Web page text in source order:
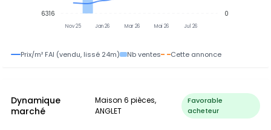
Nov 25 Jan 26 Mar 26 Mai 26 Jul 26
0
6316
Prix/m² FAI (vendu, lissé 24m) Nb ventes Cette annonce
Dynamique
marché
Maison 6 pièces,
ANGLET
Favorable
acheteur